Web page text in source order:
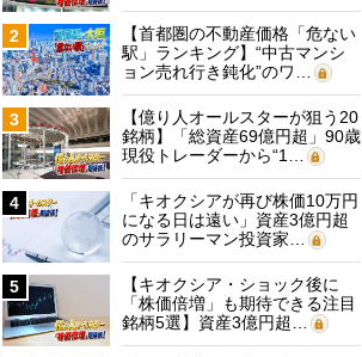
2
【首都圏の不動産価格「危ない
駅」ランキング】“中古マンシ
ョン売れ行き鈍化”のワ…
3
【億り人オールスターが狙う20
銘柄】「総資産69億円超」90歳
現役トレーダーから“1…
4
「キオクシアが再び株価10万円
になる日は遠い」資産3億円超
のサラリーマン投資家…
5
【キオクシア・ショック後に
「株価倍増」も期待できる注目
銘柄5選】資産3億円超…